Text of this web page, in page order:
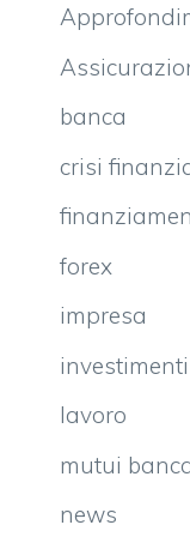
banca
crisi
forex
impresa
investimenti
lavoro
mutui
news